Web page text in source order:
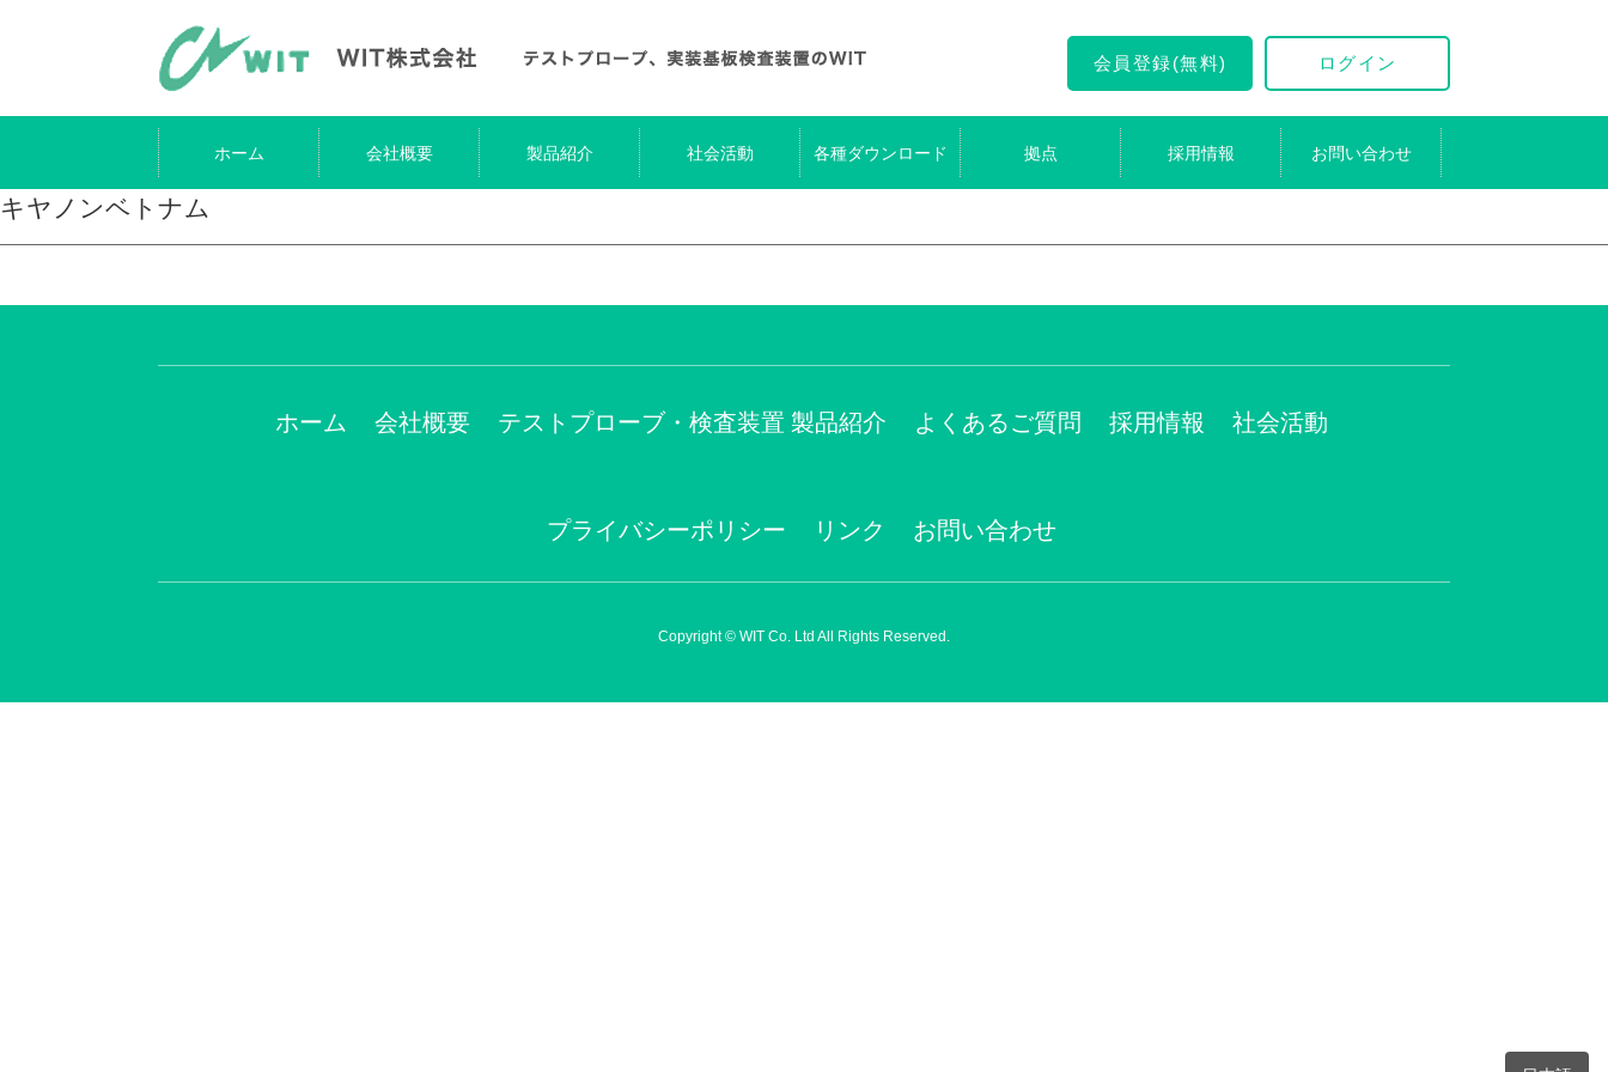
会員登録(無料) ログイン
ホーム 会社概要 製品紹介 社会活動 各種ダウンロード 拠点 採用情報 お問い合わせ
キヤノンベトナム
ホーム 会社概要 テストプローブ・検査装置 製品紹介 よくあるご質問 採用情報 社会活動
プライバシーポリシー リンク お問い合わせ
Copyright © WIT Co. Ltd All Rights Reserved.